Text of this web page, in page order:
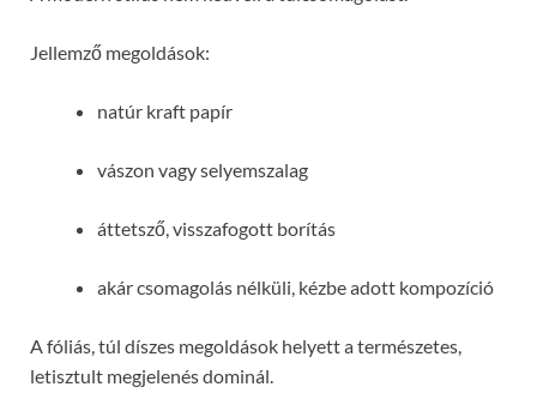
Jellemző megoldások:
natúr kraft papír
vászon vagy selyemszalag
áttetsző, visszafogott borítás
akár csomagolás nélküli, kézbe adott kompozíció
A fóliás, túl díszes megoldások helyett a természetes,
letisztult megjelenés dominál.